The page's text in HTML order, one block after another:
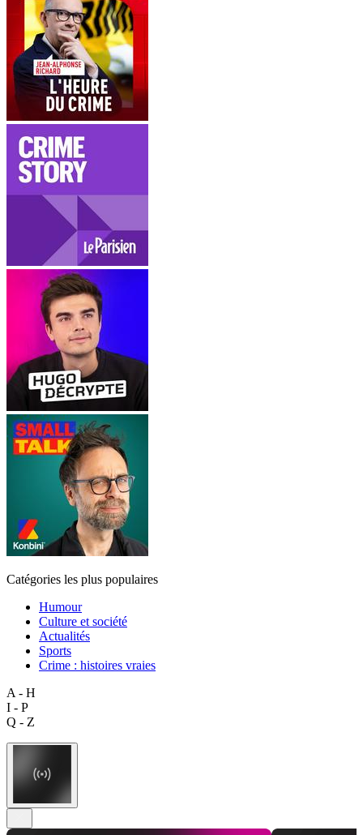
Catégories les plus populaires
Humour
Culture et société
Actualités
Sports
Crime : histoires vraies
A - H
I - P
Q - Z